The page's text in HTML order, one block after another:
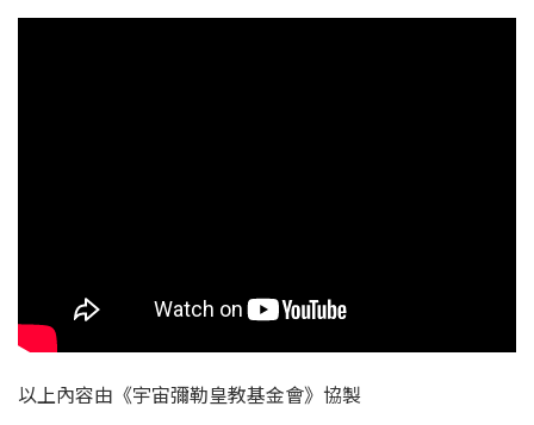
以上內容由《宇宙彌勒皇教基金會》協製